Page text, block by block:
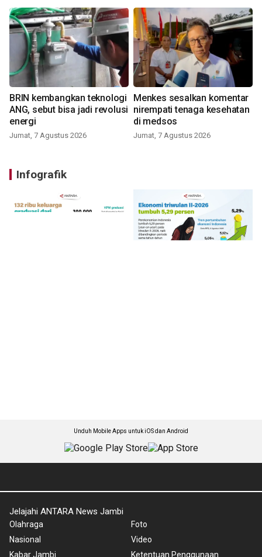
BRIN kembangkan teknologi
ANG, sebut bisa jadi revolusi
energi
Jumat, 7 Agustus 2026
Menkes sesalkan komentar
nirempati tenaga kesehatan
di medsos
Jumat, 7 Agustus 2026
Infografik
Unduh Mobile Apps untuk iOS dan Android
Jelajahi ANTARA News Jambi
Olahraga
Nasional
Kabar Jambi
Foto
Video
Ketentuan Penggunaan